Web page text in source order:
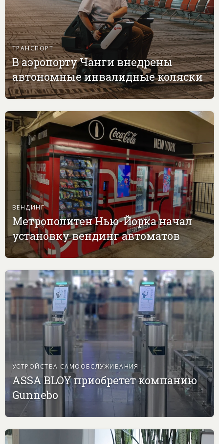
ТРАНСПОРТ
В аэропорту Чанги внедрены
автономные инвалидные коляски
ВЕНДИНГ
Метрополитен Нью-Йорка начал
установку вендинг автоматов
УСТРОЙСТВА САМООБСЛУЖИВАНИЯ
ASSA BLOY приобретет компанию
Gunnebo